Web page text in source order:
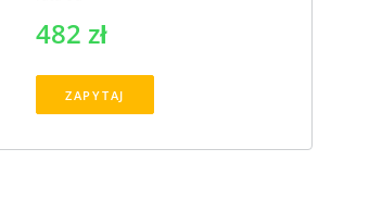
482 zł
ZAPYTAJ